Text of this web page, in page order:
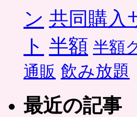
ン 共同購入
ト 半額 半額
通販 飲み放題
最近の記事